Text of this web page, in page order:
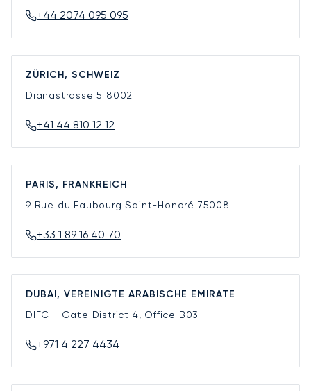
+44 2074 095 095
ZÜRICH, SCHWEIZ
Dianastrasse 5 8002
+41 44 810 12 12
PARIS, FRANKREICH
9 Rue du Faubourg Saint-Honoré 75008
+33 1 89 16 40 70
DUBAI, VEREINIGTE ARABISCHE EMIRATE
DIFC - Gate District 4, Office B03
+971 4 227 4434